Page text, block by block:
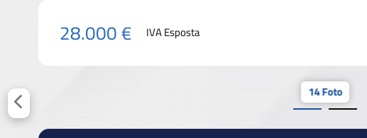
28.000 € IVA Esposta
14 Foto